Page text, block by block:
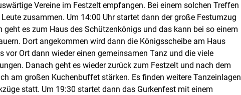
Vereine im Festzelt empfangen. Bei einem solchen Treffen
zusammen. Um 14:00 Uhr startet dann der große Festumzug
geht es zum Haus des Schützenkönigs und das kann bei so einem
Dort angekommen wird dann die Königsscheibe am Haus
vor Ort dann wieder einen gemeinsamen Tanz und die viele
Danach geht es wieder zurück zum Festzelt und nach dem
am großen Kuchenbuffet stärken. Es finden weitere Tanzeinlagen
statt. Um 19:30 startet dann das Gurkenfest mit einem